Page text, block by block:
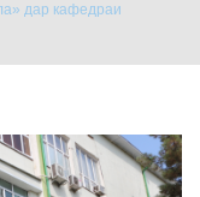
дар кафедраи